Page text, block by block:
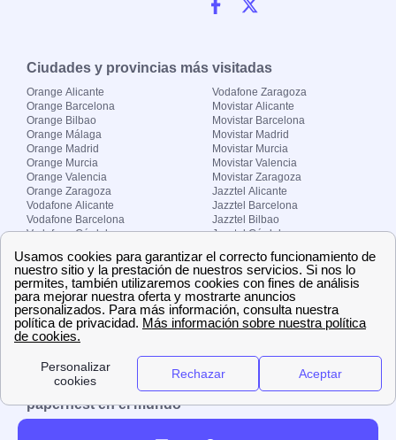
Ciudades y provincias más visitadas
Orange Alicante
Orange Barcelona
Orange Bilbao
Orange Málaga
Orange Madrid
Orange Murcia
Orange Valencia
Orange Zaragoza
Vodafone Alicante
Vodafone Barcelona
Vodafone Córdoba
Vodafone Madrid
Vodafone Murcia
Vodafone Valencia
Vodafone Zaragoza
Movistar Alicante
Movistar Barcelona
Movistar Madrid
Movistar Murcia
Movistar Valencia
Movistar Zaragoza
Jazztel Alicante
Jazztel Barcelona
Jazztel Bilbao
Jazztel Córdoba
Jazztel Málaga
Jazztel Valencia
Jazztel Zaragoza
Sobre Zona-internet.com
¿Quiénes somos?
El grupo papernest
Aviso legal Nuestras ofertas de trabajo
papernest en el mundo